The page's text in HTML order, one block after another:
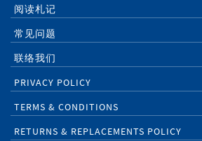
阅读札记
常见问题
联络我们
PRIVACY POLICY
TERMS & CONDITIONS
RETURNS & REPLACEMENTS POLICY